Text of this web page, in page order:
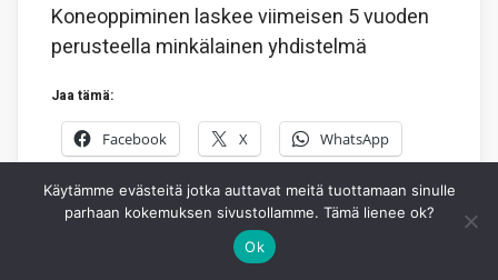
Koneoppiminen laskee viimeisen 5 vuoden
perusteella minkälainen yhdistelmä
Jaa tämä:
Facebook X WhatsApp
3.8.2026 PIKSU TOIMITUS
Käytämme evästeitä jotka auttavat meitä tuottamaan sinulle
parhaan kokemuksen sivustollamme. Tämä lienee ok?
Ok